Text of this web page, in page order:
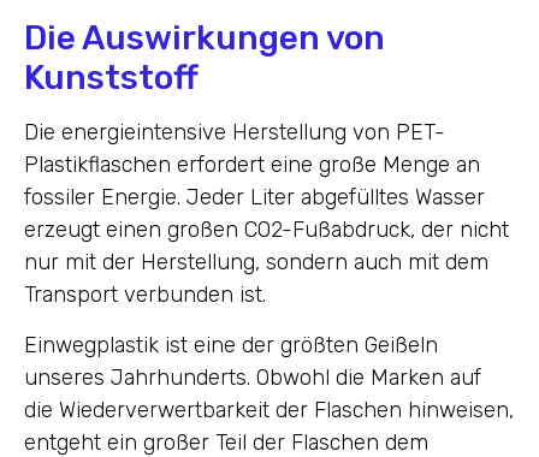
Die Auswirkungen von
Kunststoff
Die energieintensive Herstellung von PET-
Plastikflaschen erfordert eine große Menge an
fossiler Energie. Jeder Liter abgefülltes Wasser
erzeugt einen großen CO2-Fußabdruck, der nicht
nur mit der Herstellung, sondern auch mit dem
Transport verbunden ist.
Einwegplastik ist eine der größten Geißeln
unseres Jahrhunderts. Obwohl die Marken auf
die Wiederverwertbarkeit der Flaschen hinweisen,
entgeht ein großer Teil der Flaschen dem